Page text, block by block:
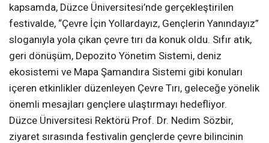
kapsamda, Düzce Üniversitesi’nde gerçekleştirilen
festivalde, “Çevre İçin Yollardayız, Gençlerin Yanındayız”
sloganıyla yola çıkan çevre tırı da konuk oldu. Sıfır atık,
geri dönüşüm, Depozito Yönetim Sistemi, deniz
ekosistemi ve Mapa Şamandıra Sistemi gibi konuları
içeren etkinlikler düzenleyen Çevre Tırı, geleceğe yönelik
önemli mesajları gençlere ulaştırmayı hedefliyor.
Düzce Üniversitesi Rektörü Prof. Dr. Nedim Sözbir,
ziyaret sırasında festivalin gençlerde çevre bilincinin